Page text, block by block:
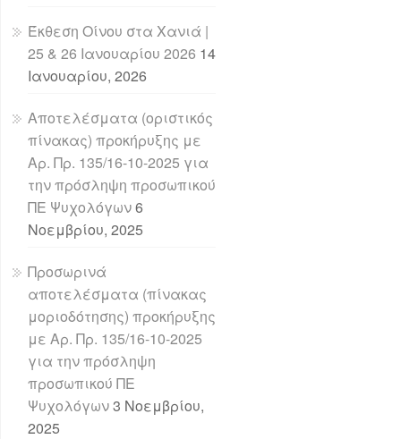
Έκθεση Οίνου στα Χανιά |
25 & 26 Ιανουαρίου 2026 14
Ιανουαρίου, 2026
Αποτελέσματα (οριστικός
πίνακας) προκήρυξης με
Αρ. Πρ. 135/16-10-2025 για
την πρόσληψη προσωπικού
ΠΕ Ψυχολόγων6
Νοεμβρίου, 2025
Προσωρινά
αποτελέσματα (πίνακας
μοριοδότησης) προκήρυξης
με Αρ. Πρ. 135/16-10-2025
για την πρόσληψη
προσωπικού ΠΕ
Ψυχολόγων3 Νοεμβρίου,
2025